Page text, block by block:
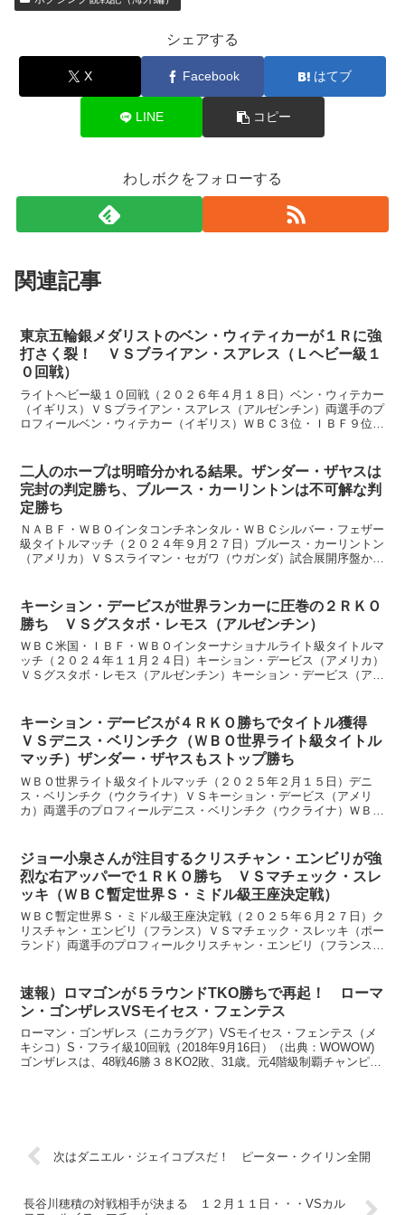
シェアする
X Facebook はてブ
LINE コピー
わしボクをフォローする
関連記事
東京五輪銀メダリストのベン・ウィティカーが１Ｒに強
打さく裂！ ＶＳブライアン・スアレス（Ｌヘビー級１
０回戦）
ライトヘビー級１０回戦（２０２６年４月１８日）ベン・ウィテカー
（イギリス）ＶＳブライアン・スアレス（アルゼンチン）両選手のプ
ロフィールベン・ウィテカー（イギリス）ＷＢＣ３位・ＩＢＦ９位・
二人のホープは明暗分かれる結果。ザンダー・ザヤスは
完封の判定勝ち、ブルース・カーリントンは不可解な判
定勝ち
ＮＡＢＦ・ＷＢＯインタコンチネンタル・ＷＢＣシルバー・フェザー
級タイトルマッチ（２０２４年９月２７日）ブルース・カーリントン
（アメリカ）ＶＳスライマン・セガワ（ウガンダ）試合展開序盤から
キーション・デービスが世界ランカーに圧巻の２ＲＫＯ
勝ち ＶＳグスタボ・レモス（アルゼンチン）
ＷＢＣ米国・ＩＢＦ・ＷＢＯインターナショナルライト級タイトルマ
ッチ（２０２４年１１月２４日）キーション・デービス（アメリカ）
ＶＳグスタボ・レモス（アルゼンチン）キーション・デービス（アメ
キーション・デービスが４ＲＫＯ勝ちでタイトル獲得
ＶＳデニス・ベリンチク（ＷＢＯ世界ライト級タイトル
マッチ）ザンダー・ザヤスもストップ勝ち
ＷＢＯ世界ライト級タイトルマッチ（２０２５年２月１５日）デニ
ス・ベリンチク（ウクライナ）ＶＳキーション・デービス（アメリ
カ）両選手のプロフィールデニス・ベリンチク（ウクライナ）ＷＢＯ
ジョー小泉さんが注目するクリスチャン・エンビリが強
烈な右アッパーで１ＲＫＯ勝ち ＶＳマチェック・スレ
ッキ（ＷＢＣ暫定世界Ｓ・ミドル級王座決定戦）
ＷＢＣ暫定世界Ｓ・ミドル級王座決定戦（２０２５年６月２７日）ク
リスチャン・エンビリ（フランス）ＶＳマチェック・スレッキ（ポー
ランド）両選手のプロフィールクリスチャン・エンビリ（フランス）
速報）ロマゴンが５ラウンドTKO勝ちで再起！ ローマ
ン・ゴンザレスVSモイセス・フェンテス
ローマン・ゴンザレス（ニカラグア）VSモイセス・フェンテス（メ
キシコ）S・フライ級10回戦（2018年9月16日）（出典：WOWOW)
ゴンザレスは、48戦46勝３８KO2敗、31歳。元4階級制覇チャンピオ
次はダニエル・ジェイコブスだ！ ピーター・クイリン全開
長谷川穂積の対戦相手が決まる １２月１１日・・・VSカル